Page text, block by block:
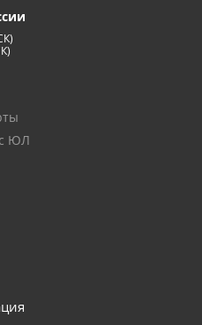
скидка
ЮЛ